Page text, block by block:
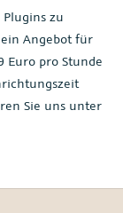
zu
Angebot für
Euro pro Stunde
Sie uns unter